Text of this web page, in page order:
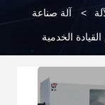
> آلة صناعة
الخدمية